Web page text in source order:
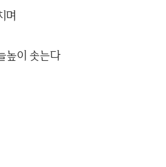
며
높이 솟는다